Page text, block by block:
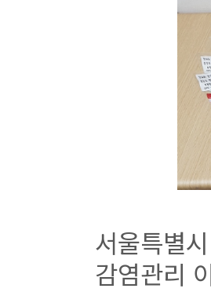
서울특별
감염관리